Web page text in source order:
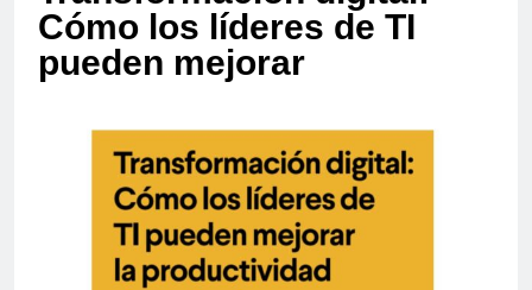
Cómo los líderes de TI
pueden mejorar